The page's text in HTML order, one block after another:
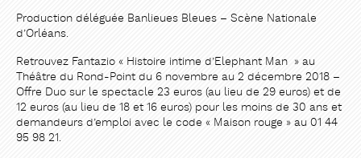
Production déléguée Banlieues Bleues – Scène Nationale
d’Orléans.
Retrouvez Fantazio « Histoire intime d’Elephant Man » au
Théâtre du Rond-Point du 6 novembre au 2 décembre 2018 –
Offre Duo sur le spectacle 23 euros (au lieu de 29 euros) et de
12 euros (au lieu de 18 et 16 euros) pour les moins de 30 ans et
demandeurs d’emploi avec le code « Maison rouge » au 01 44
95 98 21.